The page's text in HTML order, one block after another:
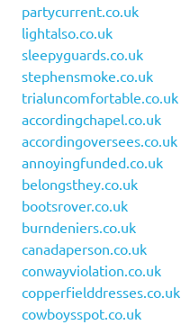
partycurrent.co.uk
lightalso.co.uk
sleepyguards.co.uk
stephensmoke.co.uk
trialuncomfortable.co.uk
accordingchapel.co.uk
accordingoversees.co.uk
annoyingfunded.co.uk
belongsthey.co.uk
bootsrover.co.uk
burndeniers.co.uk
canadaperson.co.uk
conwayviolation.co.uk
copperfielddresses.co.uk
cowboysspot.co.uk